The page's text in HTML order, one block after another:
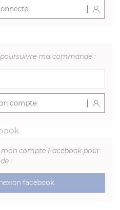
ma commande :
compte
compte Facebook pour
:
facebook